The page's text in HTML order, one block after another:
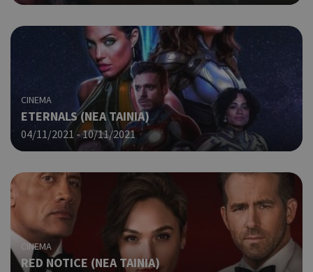
CINEMA
ETERNALS (NΕΑ ΤΑΙΝΙΑ)
04/11/2021 - 10/11/2021
CINEMA
RED NOTICE (ΝΕΑ ΤΑΙΝΙΑ)